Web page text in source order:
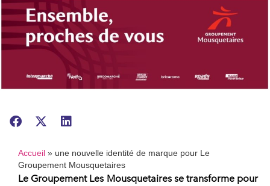
Accueil » une nouvelle identité de marque pour Le
Groupement Mousquetaires
Le Groupement Les Mousquetairesse transforme pour